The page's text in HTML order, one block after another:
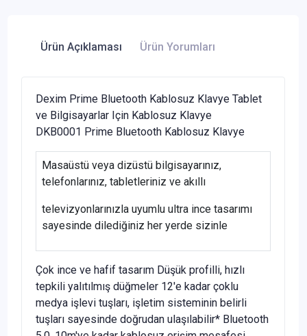
Ürün Açıklaması Ürün Yorumları
Dexim Prime Bluetooth Kablosuz Klavye Tablet
ve Bilgisayarlar Için Kablosuz Klavye
DKB0001 Prime Bluetooth Kablosuz Klavye
Masaüstü veya dizüstü bilgisayarınız,
telefonlarınız, tabletleriniz ve akıllı
televizyonlarınızla uyumlu ultra ince tasarımı
sayesinde dilediğiniz her yerde sizinle
Çok ince ve hafif tasarım Düşük profilli, hızlı
tepkili yalıtılmış düğmeler 12'e kadar çoklu
medya işlevi tuşları, işletim sisteminin belirli
tuşları sayesinde doğrudan ulaşılabilir* Bluetooth